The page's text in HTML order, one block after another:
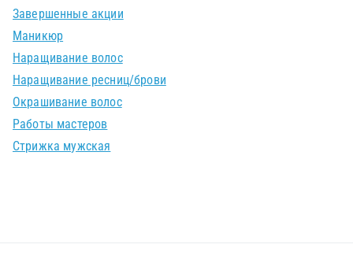
Завершенные акции
Маникюр
Наращивание волос
Наращивание ресниц/брови
Окрашивание волос
Работы мастеров
Стрижка мужская